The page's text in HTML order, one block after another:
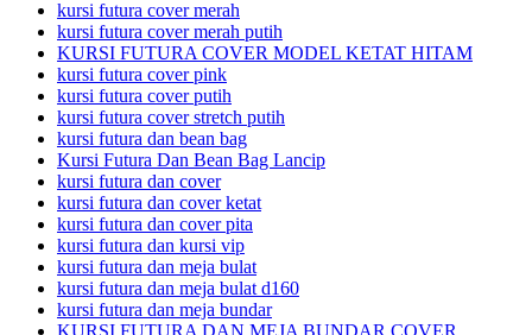
kursi futura cover merah
kursi futura cover merah putih
KURSI FUTURA COVER MODEL KETAT HITAM
kursi futura cover pink
kursi futura cover putih
kursi futura cover stretch putih
kursi futura dan bean bag
Kursi Futura Dan Bean Bag Lancip
kursi futura dan cover
kursi futura dan cover ketat
kursi futura dan cover pita
kursi futura dan kursi vip
kursi futura dan meja bulat
kursi futura dan meja bulat d160
kursi futura dan meja bundar
KURSI FUTURA DAN MEJA BUNDAR COVER